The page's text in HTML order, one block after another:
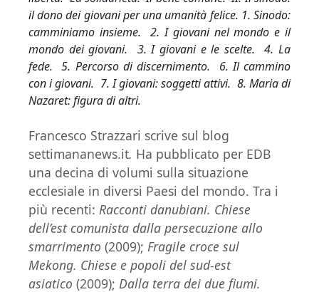
il dono dei giovani per una umanità felice. 1. Sinodo:
camminiamo insieme. 2. I giovani nel mondo e il
mondo dei giovani. 3. I giovani e le scelte. 4. La
fede. 5. Percorso di discernimento. 6. Il cammino
con i giovani. 7. I giovani: soggetti attivi. 8. Maria di
Nazaret: figura di altri.
Francesco Strazzari scrive sul blog
settimananews.it. Ha pubblicato per EDB
una decina di volumi sulla situazione
ecclesiale in diversi Paesi del mondo. Tra i
più recenti: Racconti danubiani. Chiese
dell’est comunista dalla persecuzione allo
smarrimento (2009); Fragile croce sul
Mekong. Chiese e popoli del sud-est
asiatico (2009); Dalla terra dei due fiumi.